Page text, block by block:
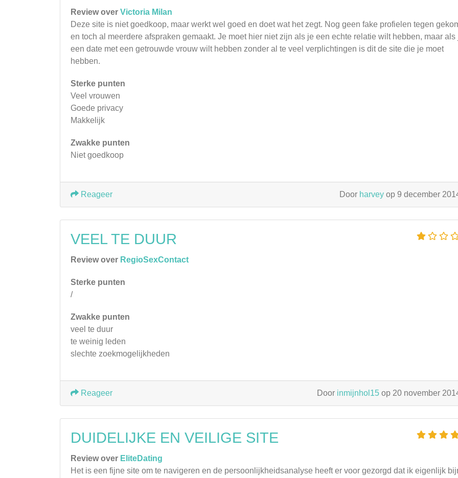
Review over Victoria Milan
Deze site is niet goedkoop, maar werkt wel goed en doet wat het zegt. Nog geen fake profielen tegen
en toch al meerdere afspraken gemaakt. Je moet hier niet zijn als je een echte relatie wilt hebben, maar als
een date met een getrouwde vrouw wilt hebben zonder al te veel verplichtingen is dit de site die je moet
hebben.
Sterke punten
Veel vrouwen
Goede privacy
Makkelijk
Zwakke punten
Niet goedkoop
Door harvey op 9 december
Reageer
VEEL TE DUUR
Review over RegioSexContact
Sterke punten
/
Zwakke punten
veel te duur
te weinig leden
slechte zoekmogelijkheden
Door inmijnhol15 op 20 november
Reageer
DUIDELIJKE EN VEILIGE SITE
Review over EliteDating
Het is een fijne site om te navigeren en de persoonlijkheidsanalyse heeft er voor gezorgd dat ik eigenlijk